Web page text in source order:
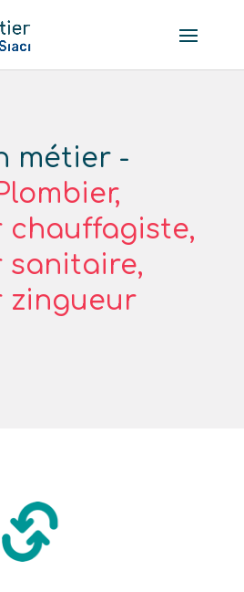
métier -
chauffagiste,
sanitaire,
zingueur